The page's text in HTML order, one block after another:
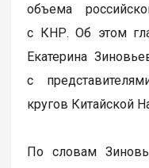
объема
с КНР. Об этом
Екатерина
с
кругов Китайской
По словам